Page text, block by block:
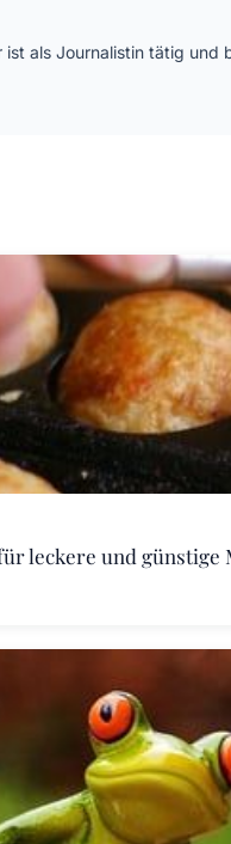
ist als Journalistin tätig
leckere und günstige